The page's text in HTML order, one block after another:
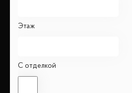
Этаж
С отделкой